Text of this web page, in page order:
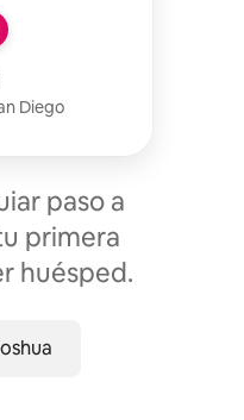
Diego
paso a
primera
huésped.